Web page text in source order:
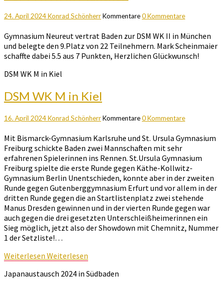
24. April 2024Konrad SchönherrKommentare0 Kommentare
Gymnasium Neureut vertrat Baden zur DSM WK II in München
und belegte den 9.Platz von 22 Teilnehmern. Mark Scheinmaier
schaffte dabei 5.5 aus 7 Punkten, Herzlichen Glückwunsch!
DSM WK M in Kiel
DSM WK M in Kiel
16. April 2024Konrad SchönherrKommentare0 Kommentare
Mit Bismarck-Gymnasium Karlsruhe und St. Ursula Gymnasium
Freiburg schickte Baden zwei Mannschaften mit sehr
erfahrenen Spielerinnen ins Rennen. St.Ursula Gymnasium
Freiburg spielte die erste Runde gegen Käthe-Kollwitz-
Gymnasium Berlin Unentschieden, konnte aber in der zweiten
Runde gegen Gutenberggymnasium Erfurt und vor allem in der
dritten Runde gegen die an Startlistenplatz zwei stehende
Manus Dresden gewinnen und in der vierten Runde gegen war
auch gegen die drei gesetzten Unterschleißheimerinnen ein
Sieg möglich, jetzt also der Showdown mit Chemnitz, Nummer
1 der Setzliste!…
Weiterlesen Weiterlesen
Japanaustausch 2024 in Südbaden